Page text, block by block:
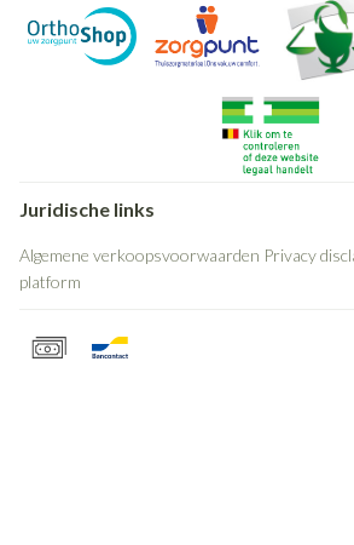
Juridische links
Algemene verkoopsvoorwaarden Privacy
platform